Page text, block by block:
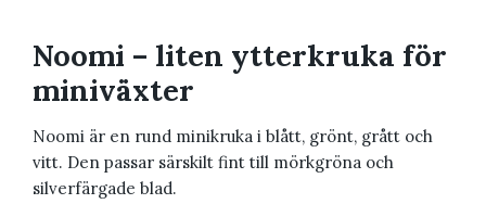
Noomi – liten ytterkruka för
miniväxter
Noomi är en rund minikruka i blått, grönt, grått och
vitt. Den passar särskilt fint till mörkgröna och
silverfärgade blad.